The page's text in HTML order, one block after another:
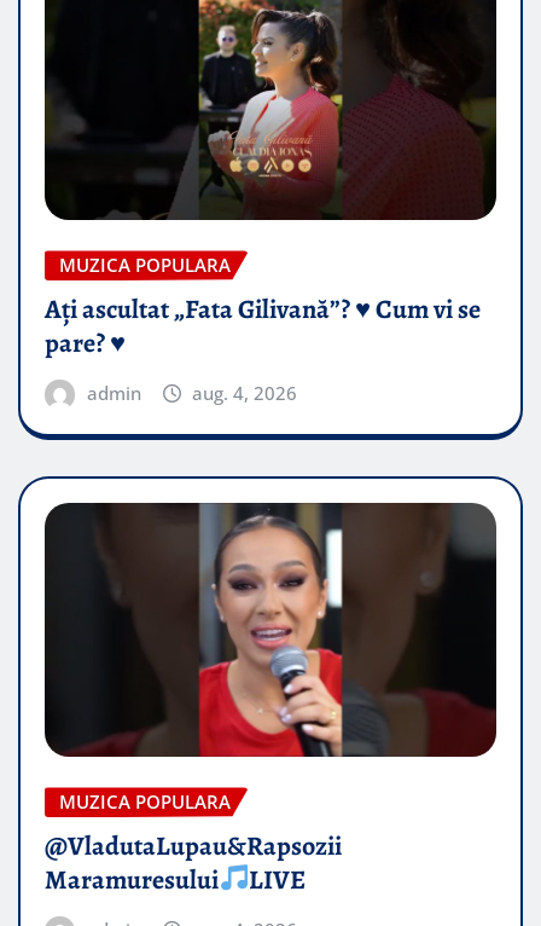
MUZICA POPULARA
Ați ascultat „Fata Gilivană”? ♥️ Cum vi se
pare? ♥️
admin aug. 4, 2026
MUZICA POPULARA
@VladutaLupau&Rapsozii
Maramuresului
LIVE